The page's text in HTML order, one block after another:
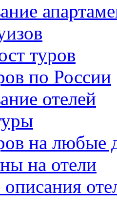
туров
по России
отелей
на любые
на отели